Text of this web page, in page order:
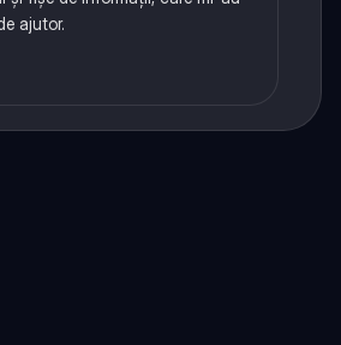
ajutor.